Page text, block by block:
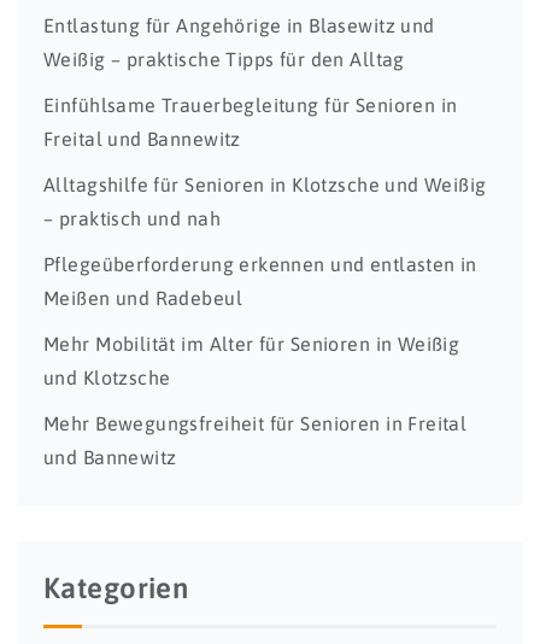
Entlastung für Angehörige in Blasewitz und
Weißig – praktische Tipps für den Alltag
Einfühlsame Trauerbegleitung für Senioren in
Freital und Bannewitz
Alltagshilfe für Senioren in Klotzsche und Weißig
– praktisch und nah
Pflegeüberforderung erkennen und entlasten in
Meißen und Radebeul
Mehr Mobilität im Alter für Senioren in Weißig
und Klotzsche
Mehr Bewegungsfreiheit für Senioren in Freital
und Bannewitz
Kategorien